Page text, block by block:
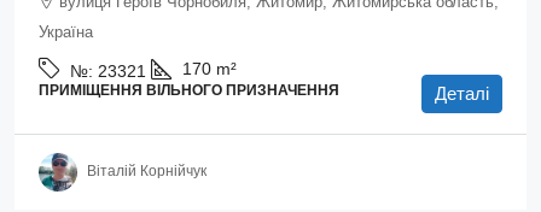
Україна
№: 23321 170 m²
ПРИМІЩЕННЯ ВІЛЬНОГО ПРИЗНАЧЕННЯ Деталі
Віталій Корнійчук